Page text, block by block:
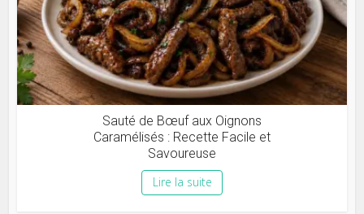
Sauté de Bœuf aux Oignons
Caramélisés : Recette Facile et
Savoureuse
Lire la suite